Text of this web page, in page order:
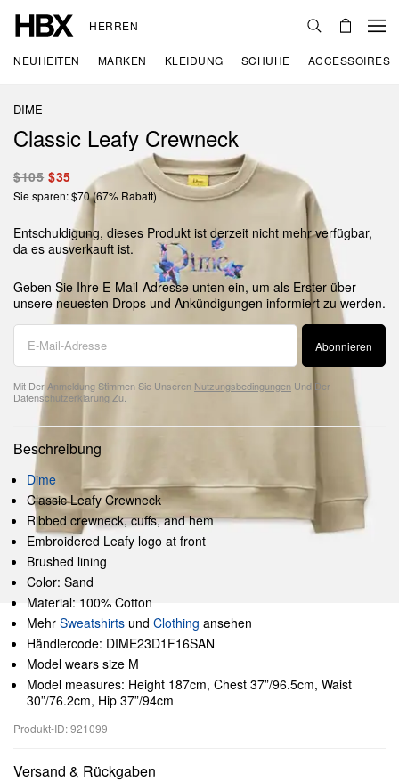
HERREN
NEUHEITEN MARKEN KLEIDUNG SCHUHE ACCESSOIRES
DIME
Classic Leafy Crewneck
$105 $35
Sie sparen: $70 (67% Rabatt)
Entschuldigung, dieses Produkt ist derzeit nicht mehr verfügbar,
da es ausverkauft ist.
Geben Sie Ihre E-Mail-Adresse unten ein, um als Erster über
unsere neuesten Drops und Ankündigungen informiert zu werden.
Abonnieren
Mit Der Anmeldung Stimmen Sie Unseren Nutzungsbedingungen Und Der
Datenschutzerklärung Zu.
Beschreibung
Dime
Classic Leafy Crewneck
Ribbed crewneck, cuffs, and hem
Embroidered Leafy logo at front
Brushed lining
Color: Sand
Material: 100% Cotton
Mehr Sweatshirts und Clothing ansehen
Händlercode: DIME23D1F16SAN
Model wears size M
Model measures: Height 187cm, Chest 37”/96.5cm, Waist
30”/76.2cm, Hip 37”/94cm
Produkt-ID: 921099
Versand & Rückgaben